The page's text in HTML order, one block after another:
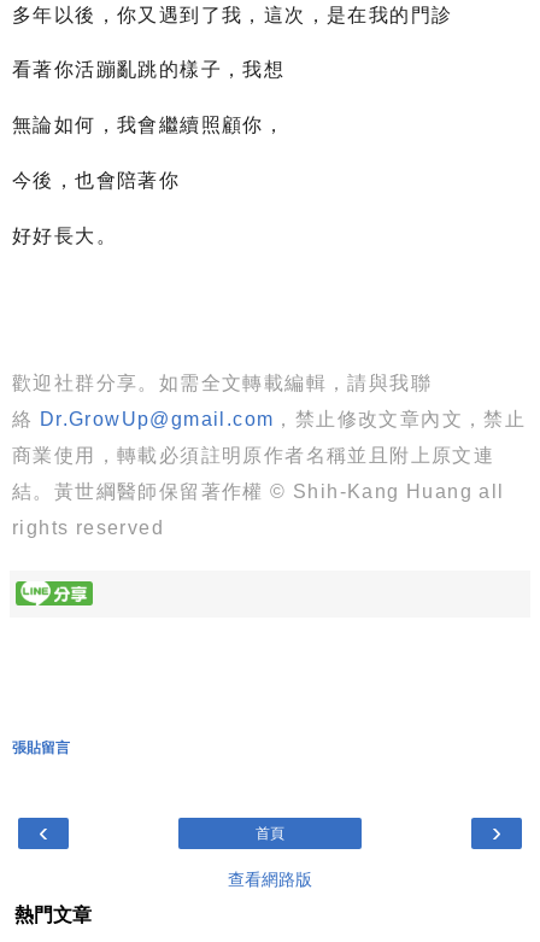
多年以後，你又遇到了我，這次，是在我的門診
看著你活蹦亂跳的樣子，我想
無論如何，我會繼續照顧你，
今後，也會陪著你
好好長大。
歡迎社群分享。如需全文轉載編輯，請與我聯
絡 Dr.GrowUp@gmail.com ，禁止修改文章內文，禁止
商業使用，轉載必須註明原作者名稱並且附上原文連
結。黃世綱醫師保留著作權 © Shih-Kang Huang all
rights reserved
張貼留言
‹ ›
首頁
查看網路版
熱門文章